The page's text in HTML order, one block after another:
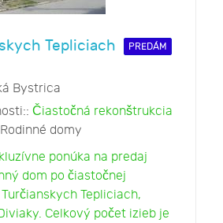
Tepliciach PREDÁM
Bystrica
Čiastočná rekonštrukcia
Rodinné domy
ponúka na predaj
dom po čiastočnej
Tepliciach,
Celkový počet izieb je